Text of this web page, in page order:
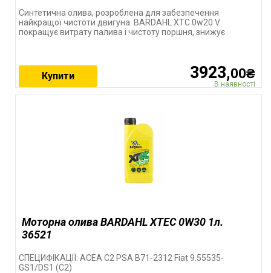
Синтетична олива, розроблена для забезпечення
найкращої чистоти двигуна. BARDAHL XTC 0w20 V
покращує витрату палива і чистоту поршня, знижує
3923,00₴
В наявності
Купити
Моторна олива BARDAHL XTEC 0W30 1л.
36521
СПЕЦИФІКАЦІЇ: ACEA C2 PSA B71-2312 Fiat 9.55535-
GS1/DS1 (C2)